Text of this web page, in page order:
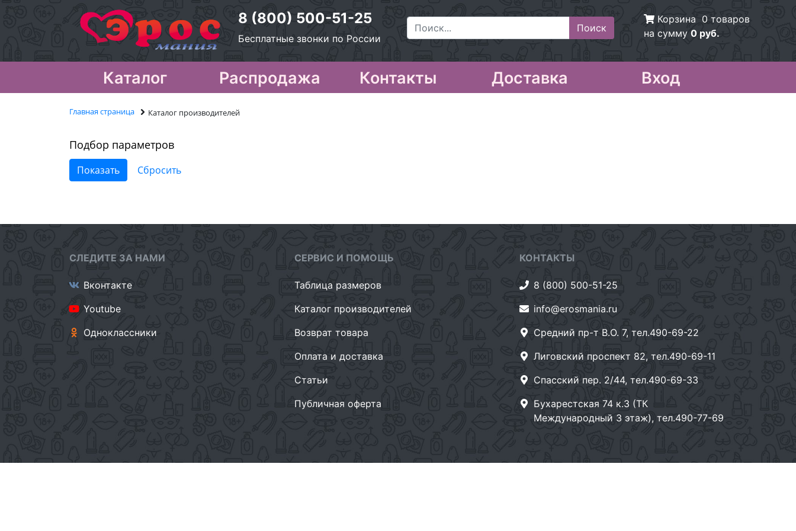
8 (800) 500-51-25
Бесплатные звонки по России
Корзина 0 товаров
на сумму 0 руб.
Каталог Распродажа Контакты Доставка Вход
Главная страница Каталог производителей
Подбор параметров
СЛЕДИТЕ ЗА НАМИ
Вконтакте
Youtube
Одноклассники
СЕРВИС И ПОМОЩЬ
Таблица размеров
Каталог производителей
Возврат товара
Оплата и доставка
Статьи
Публичная оферта
КОНТАКТЫ
8 (800) 500-51-25
info@erosmania.ru
Средний пр-т В.О. 7, тел.490-69-22
Лиговский проспект 82, тел.490-69-11
Спасский пер. 2/44, тел.490-69-33
Бухарестская 74 к.3 (ТК
Международный 3 этаж), тел.490-77-69